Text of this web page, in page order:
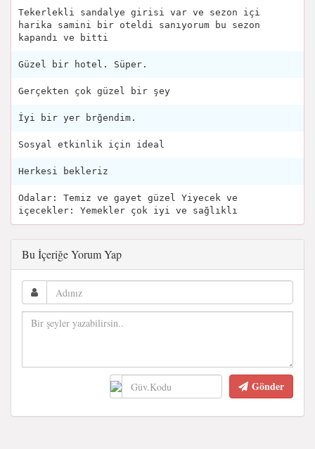
Tekerlekli sandalye girisi var ve sezon içi
harika samini bir oteldi sanıyorum bu sezon
kapandı ve bitti
Güzel bir hotel. Süper.
Gerçekten çok güzel bir şey
İyi bir yer brğendim.
Sosyal etkinlik için ideal
Herkesi bekleriz
Odalar: Temiz ve gayet güzel Yiyecek ve
içecekler: Yemekler çok iyi ve sağlıklı
Bu İçeriğe Yorum Yap
Gönder